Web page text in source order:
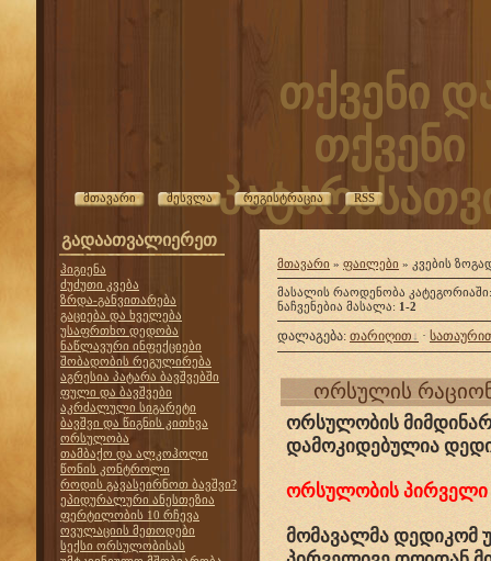
თქვენი
თქვენი
მთავარი შესვლა რეგისტრაცია RSS
გადაათვალიერეთ
ჰიგიენა
ძუძუთი კვება
ზრდა-განვითარება
გაციება და ხველება
უსაფრთხო დედობა
ნაწლავური ინფექციები
შობადობის რეგულირება
აგრესია პატარა ბავშვებში
ფული და ბავშვები
აკრძალული სიგარეტი
ბავშვი და წიგნის კითხვა
ორსულობა
თამბაქო და ალკოჰოლი
წონის კონტროლი
როდის გავასეირნოთ ბავშვი?
ეპიდურალური ანესთეზია
ფერტილობის 10 რჩევა
ოვულაციის მეთოდები
სექსი ორსულობისას
მთავარი » ფაილები » კვების
მასალის რაოდენობა კატეგორიაში
ნაჩვენებია მასალა: 1-2
დალაგება: თარიღით ·
ორსულის
ორსულობის
დამოკიდებულია
ორსულობის პირველი
მომავალმა დედიკომ